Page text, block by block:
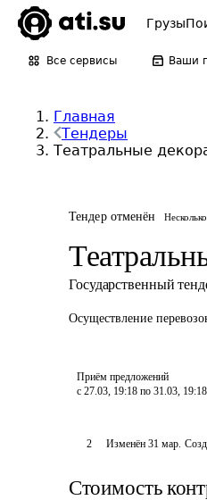
Грузы
Все сервисы Ваши
Главная
Тендеры
Театральные
Тендер отменён
Государственный
Осуществление
Приём предложений
с 27.03, 19:18 по 31.03, 19:18
2 Изменён 31 мар.
Стоимость